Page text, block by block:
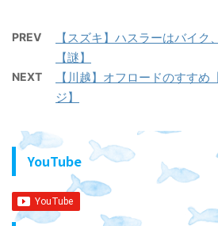
PREV
【スズキ】ハスラーはバイク
【謎】
NEXT
【川越】オフロードのすすめ
ジ】
YouTube